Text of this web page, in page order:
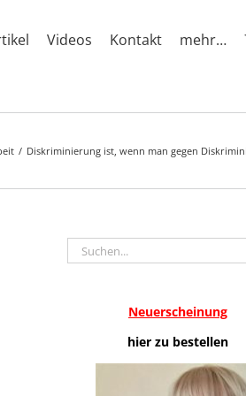
Videos Kontakt mehr…
Diskriminierung ist, wenn man gegen
Suche
nach:
Neuerscheinung
hier zu bestellen